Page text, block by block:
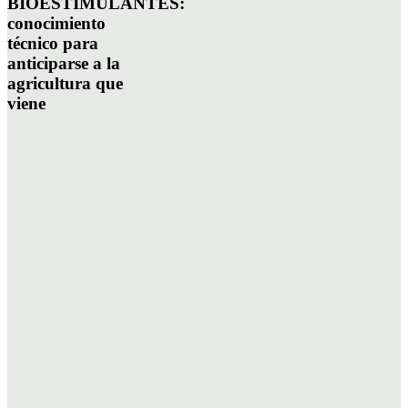
conocimiento
técnico para
anticiparse a la
agricultura que
viene